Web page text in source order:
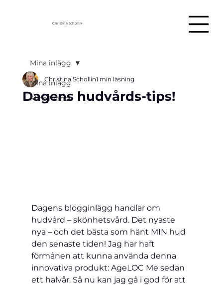
Christina Schollin
Mina inlägg
Mina Filmer
Mina inlägg
Dagens hudvårds-tips!
Christina Schollin1 min läsning
Dagens blogginlägg handlar om
hudvård – skönhetsvård. Det nyaste
nya – och det bästa som hänt MIN hud
den senaste tiden! Jag har haft
förmånen att kunna använda denna
innovativa produkt: AgeLOC Me sedan
ett halvår. Så nu kan jag gå i god för att